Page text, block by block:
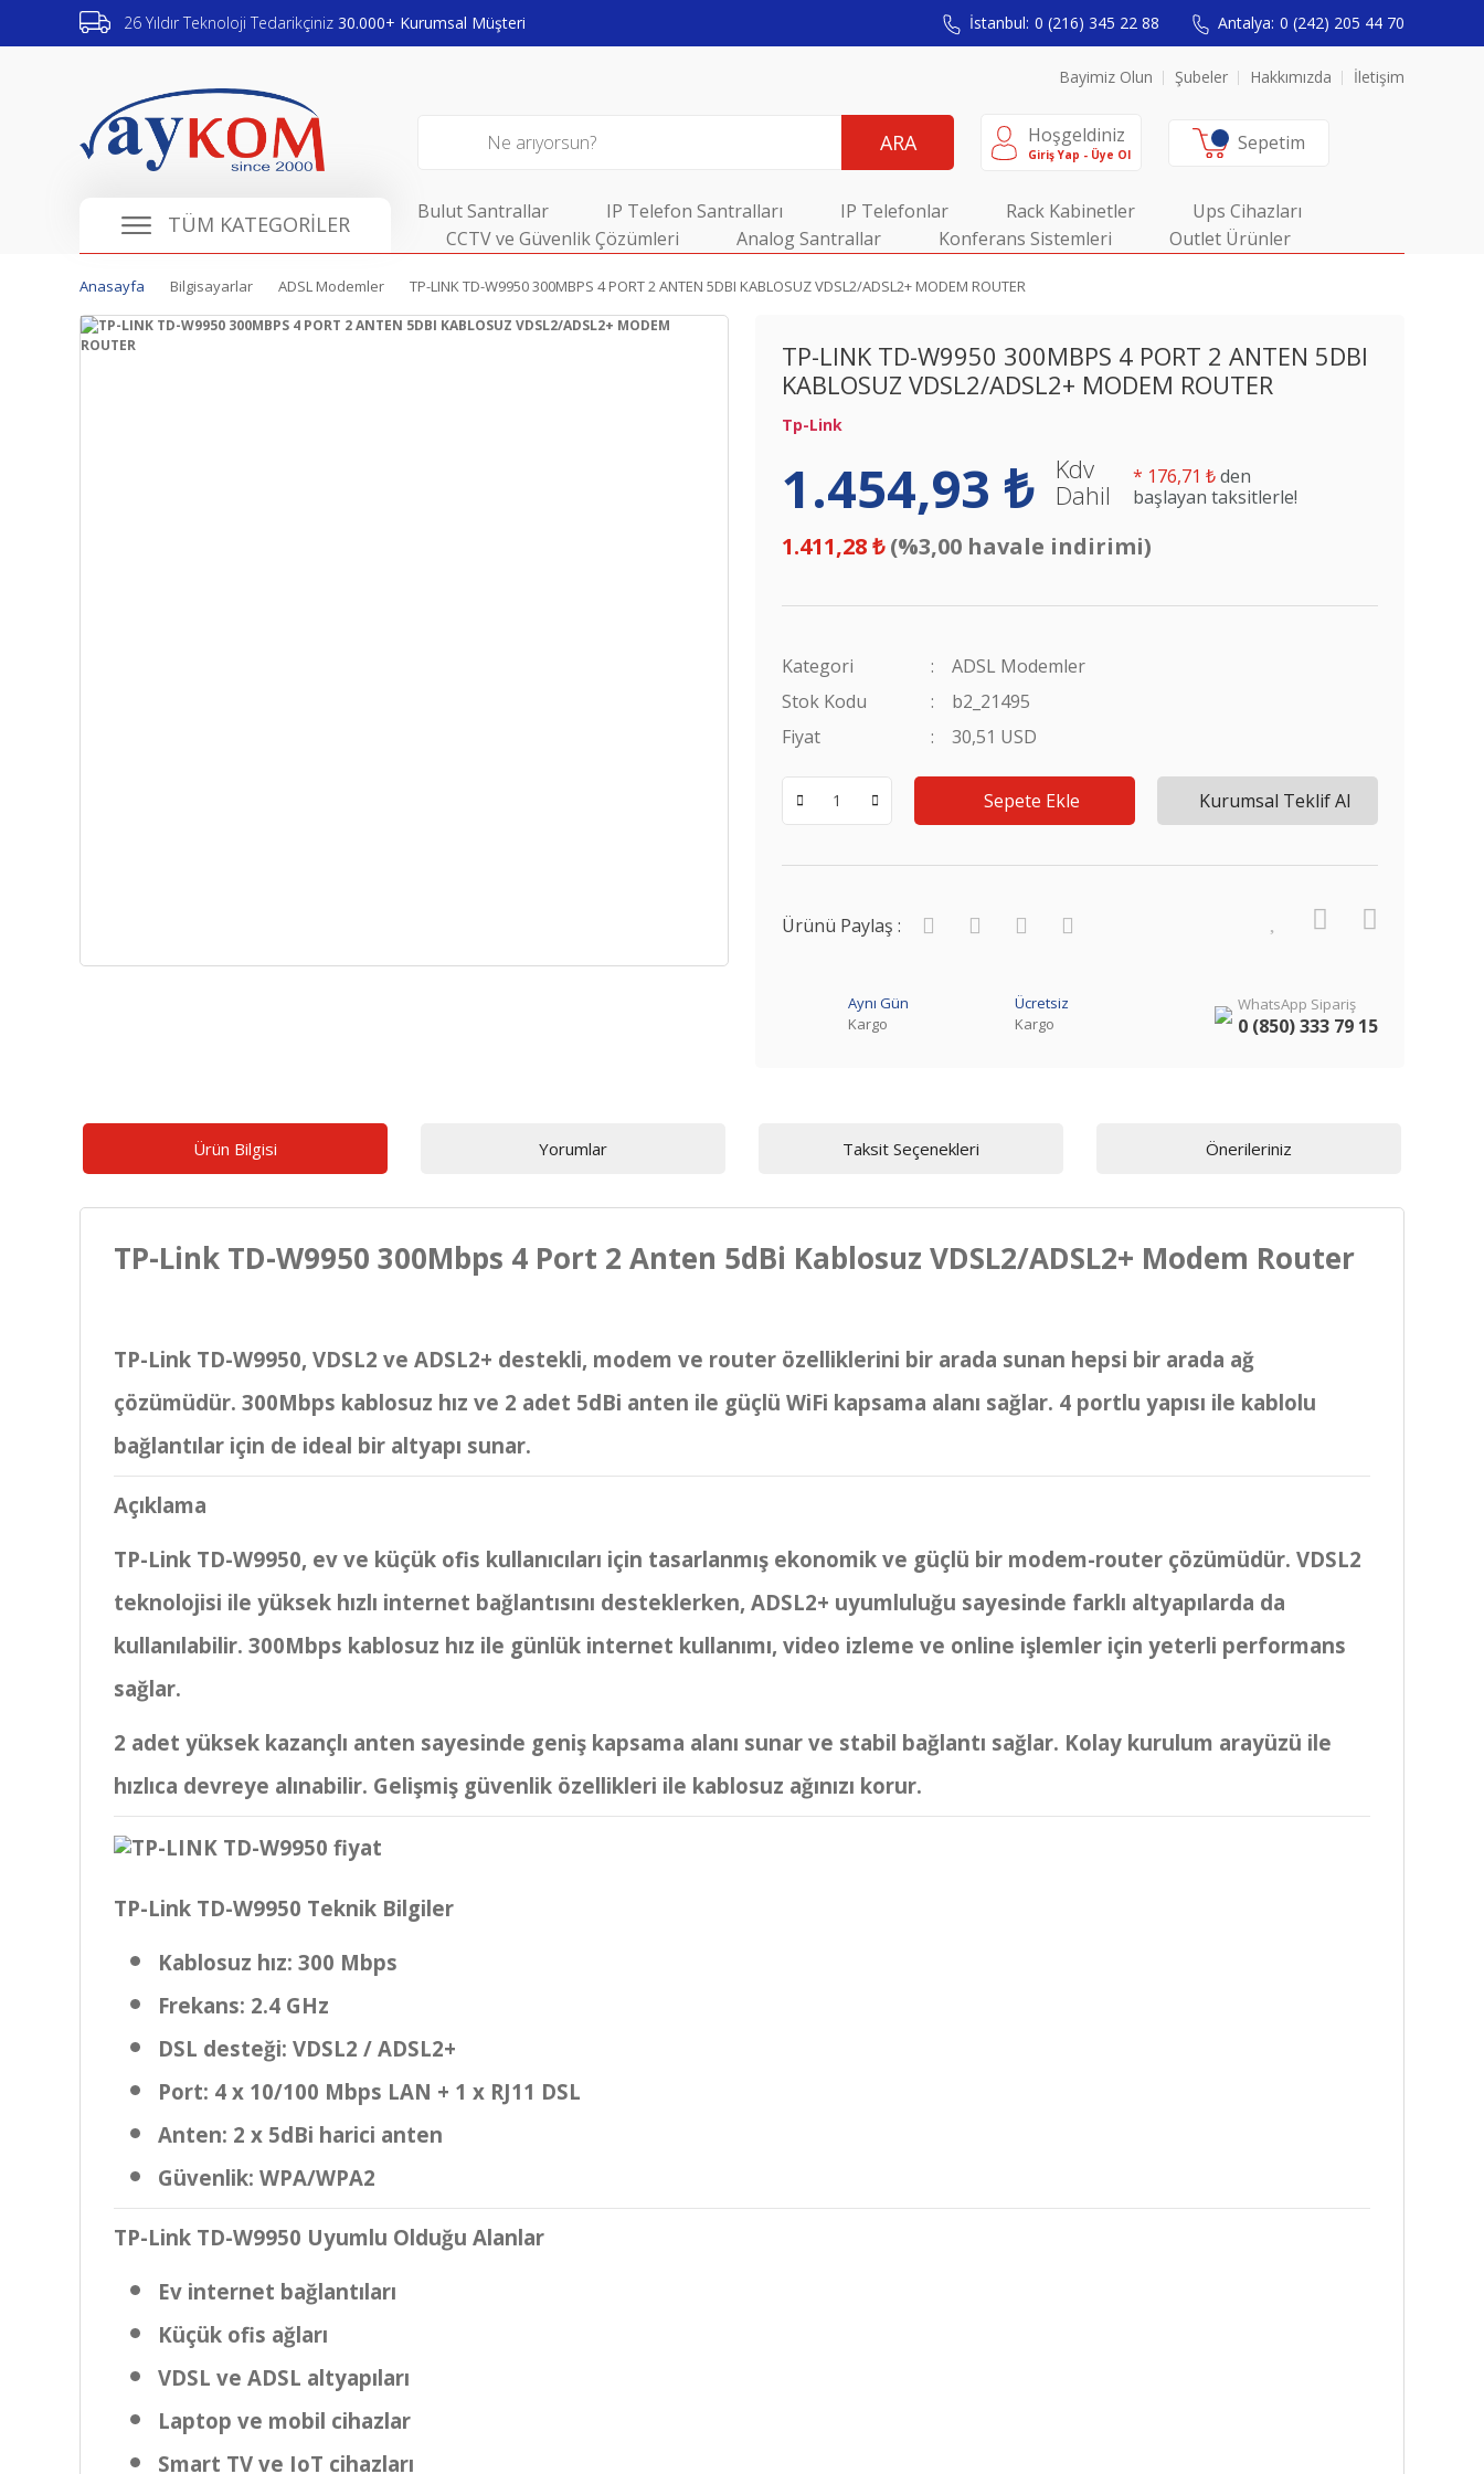
26 Yıldır Teknoloji Tedarikçiniz 30.000+ Kurumsal Müşteri İstanbul: 0 (216) 345 22 88 Antalya: 0 (242) 205 44 70
Bayimiz Olun Şubeler Hakkımızda İletişim
ARA Hoşgeldiniz
Giriş Yap - Üye Ol Sepetim
TÜM KATEGORİLER Bulut Santrallar IP Telefon Santralları IP Telefonlar Rack Kabinetler
Ups Cihazları
CCTV ve Güvenlik Çözümleri
Analog Santrallar Konferans Sistemleri Outlet Ürünler
Anasayfa Bilgisayarlar ADSL Modemler TP-LINK TD-W9950 300MBPS 4 PORT 2 ANTEN 5DBI KABLOSUZ VDSL2/ADSL2+ MODEM ROUTER
TP-LINK TD-W9950 300MBPS 4 PORT 2 ANTEN 5DBI
KABLOSUZ VDSL2/ADSL2+ MODEM ROUTER
Tp-Link
1.454,93 ₺
Kdv
Dahil
* 176,71 ₺den
başlayan taksitlerle!
1.411,28 ₺(%3,00 havale indirimi)
Kategori
ADSL Modemler
Stok Kodu
b2_21495
Fiyat
30,51 USD
Sepete Ekle Kurumsal Teklif Al
Ürünü Paylaş :
Aynı Gün
Kargo
Ücretsiz
Kargo
WhatsApp Sipariş
0 (850) 333 79 15
Ürün Bilgisi Yorumlar Taksit Seçenekleri Önerileriniz
TP-Link TD-W9950 300Mbps 4 Port 2 Anten 5dBi Kablosuz VDSL2/ADSL2+ Modem Router
TP-Link TD-W9950, VDSL2 ve ADSL2+ destekli, modem ve router özelliklerini bir arada sunan hepsi bir arada ağ
çözümüdür. 300Mbps kablosuz hız ve 2 adet 5dBi anten ile güçlü WiFi kapsama alanı sağlar. 4 portlu yapısı ile kablolu
bağlantılar için de ideal bir altyapı sunar.
Açıklama
TP-Link TD-W9950, ev ve küçük ofis kullanıcıları için tasarlanmış ekonomik ve güçlü bir modem-router çözümüdür. VDSL2
teknolojisi ile yüksek hızlı internet bağlantısını desteklerken, ADSL2+ uyumluluğu sayesinde farklı altyapılarda da
kullanılabilir. 300Mbps kablosuz hız ile günlük internet kullanımı, video izleme ve online işlemler için yeterli performans
sağlar.
2 adet yüksek kazançlı anten sayesinde geniş kapsama alanı sunar ve stabil bağlantı sağlar. Kolay kurulum arayüzü ile
hızlıca devreye alınabilir. Gelişmiş güvenlik özellikleri ile kablosuz ağınızı korur.
TP-Link TD-W9950 Teknik Bilgiler
Kablosuz hız: 300 Mbps
Frekans: 2.4 GHz
DSL desteği: VDSL2 / ADSL2+
Port: 4 x 10/100 Mbps LAN + 1 x RJ11 DSL
Anten: 2 x 5dBi harici anten
Güvenlik: WPA/WPA2
TP-Link TD-W9950 Uyumlu Olduğu Alanlar
Ev internet bağlantıları
Küçük ofis ağları
VDSL ve ADSL altyapıları
Laptop ve mobil cihazlar
Smart TV ve IoT cihazları